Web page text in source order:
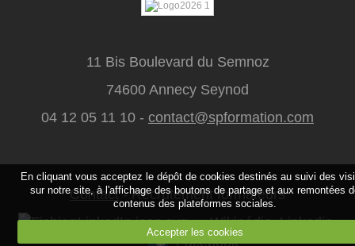
11 Bis Boulevard du Semnoz
74600 Annecy Seynod
04 12 05 11 10 - contact@spformation.com
Contact-Recrutement formateurs
Linkedin
Facebook
En cliquant vous acceptez le dépôt de cookies destinés au suivi des
sur notre site, à l'affichage des boutons de partage et aux remontées
contenus des plateformes sociales.
Accepter les cookies